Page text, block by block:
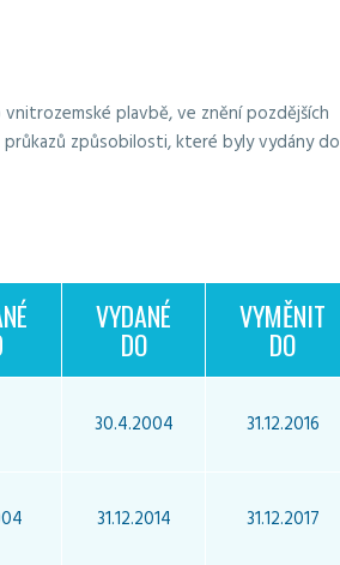
vnitrozemské plavbě, ve znění pozdějších
způsobilosti, které byly vydány do
VYDANÉ
DO
VYMĚNIT
DO
30.4.2004 31.12.2016
31.12.2014 31.12.2017